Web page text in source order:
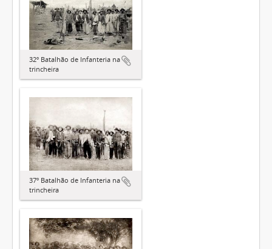
32º Batalhão de Infanteria na
trincheira
37º Batalhão de Infanteria na
trincheira